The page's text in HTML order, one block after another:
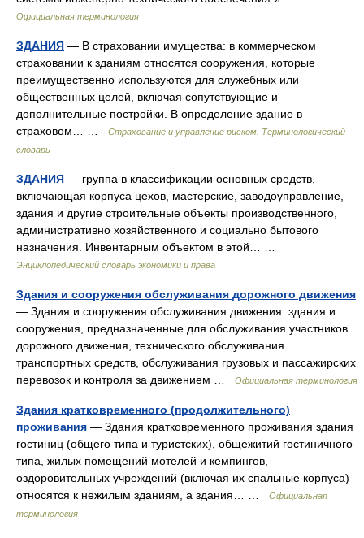
Официальная терминология
ЗДАНИЯ — В страховании имущества: в коммерческом
страховании к зданиям относятся сооружения, которые
преимущественно используются для служебных или
общественных целей, включая сопутствующие и
дополнительные постройки. В определение здание в
страховом… …
Страхование и управление риском. Терминологический
словарь
ЗДАНИЯ — группа в классификации основных средств,
включающая корпуса цехов, мастерские, заводоуправление,
здания и другие строительные объекты производственного,
административно хозяйственного и социально бытового
назначения. Инвентарным объектом в этой… …
Энциклопедический словарь экономики и права
Здания и сооружения обслуживания дорожного движения
— Здания и сооружения обслуживания движения: здания и
сооружения, предназначенные для обслуживания участников
дорожного движения, технического обслуживания
транспортных средств, обслуживания грузовых и пассажирских
перевозок и контроля за движением …
Официальная терминология
Здания кратковременного (продолжительного)
проживания — Здания кратковременного проживания здания
гостиниц (общего типа и туристских), общежитий гостиничного
типа, жилых помещений мотелей и кемпингов,
оздоровительных учреждений (включая их спальные корпуса)
относятся к нежилым зданиям, а здания… …
Официальная
терминология